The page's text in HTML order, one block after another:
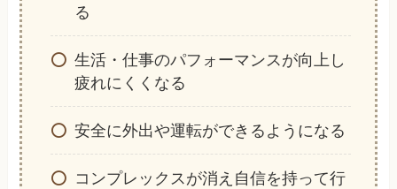
る
生活・仕事のパフォーマンスが向上し
疲れにくくなる
安全に外出や運転ができるようになる
コンプレックスが消え自信を持って行